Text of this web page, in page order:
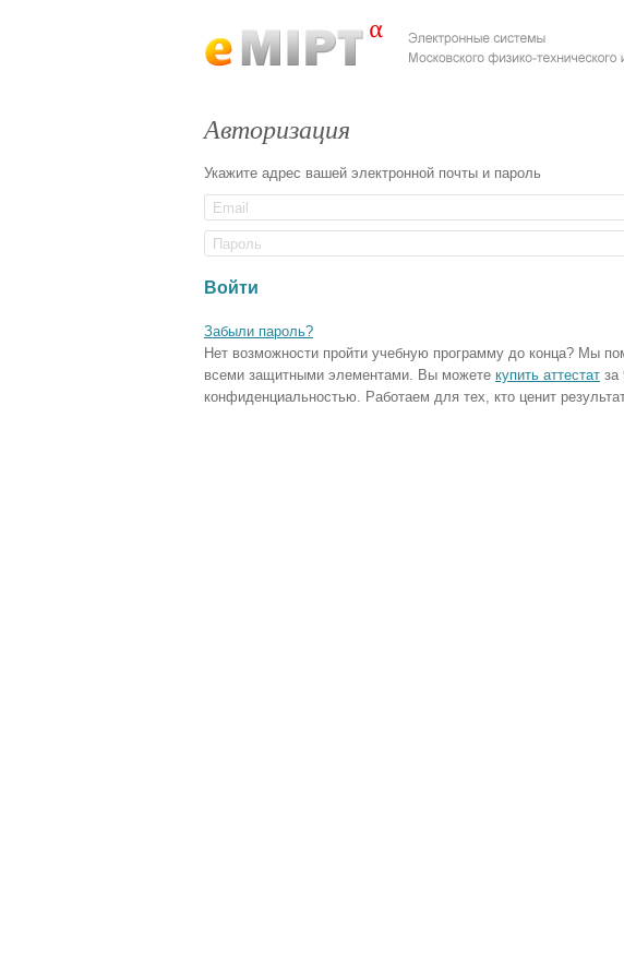
Авторизация
Укажите адрес вашей электронной почты и пароль
Войти
Забыли пароль?
Нет возможности пройти учебную программу до конца? Мы
всеми защитными элементами. Вы можете купить аттестат за
конфиденциальностью. Работаем для тех, кто ценит